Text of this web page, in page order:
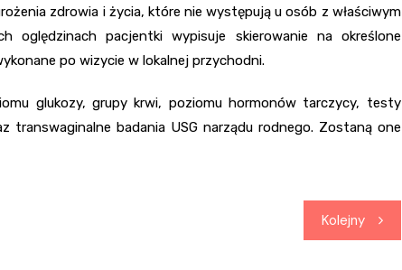
zdrowia i życia, które nie występują u osób z właściwym
oględzinach pacjentki wypisuje skierowanie na określone
po wizycie w lokalnej przychodni.
glukozy, grupy krwi, poziomu hormonów tarczycy, testy
badania USG narządu rodnego. Zostaną one
Kolejny